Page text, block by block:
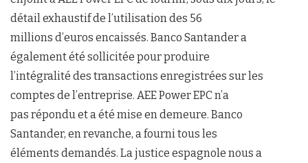
détail exhaustif de l’utilisation des 56
millions d’euros encaissés. Banco Santander a
également été sollicitée pour produire
l’intégralité des transactions enregistrées sur les
comptes de l’entreprise. AEE Power EPC n’a
pas répondu et a été mise en demeure. Banco
Santander, en revanche, a fourni tous les
éléments demandés. La justice espagnole nous a